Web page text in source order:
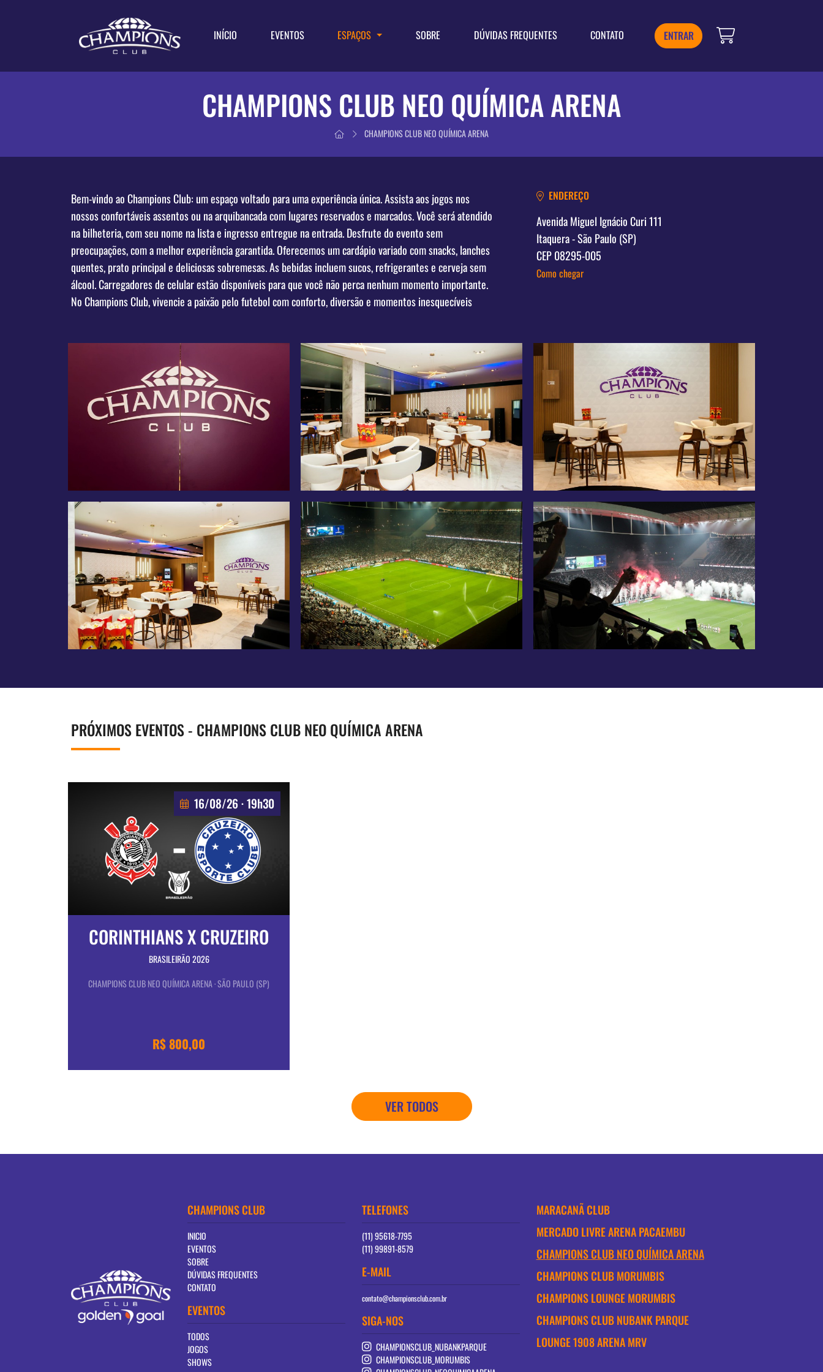
INÍCIO EVENTOS ESPAÇOS SOBRE DÚVIDAS FREQUENTES CONTATO ENTRAR
CHAMPIONS CLUB NEO QUÍMICA ARENA
CHAMPIONS CLUB NEO QUÍMICA ARENA
Bem-vindo ao Champions Club: um espaço voltado para uma experiência única. Assista aos jogos nos
nossos confortáveis assentos ou na arquibancada com lugares reservados e marcados. Você será atendido
na bilheteria, com seu nome na lista e ingresso entregue na entrada. Desfrute do evento sem
preocupações, com a melhor experiência garantida. Oferecemos um cardápio variado com snacks, lanches
quentes, prato principal e deliciosas sobremesas. As bebidas incluem sucos, refrigerantes e cerveja sem
álcool. Carregadores de celular estão disponíveis para que você não perca nenhum momento importante.
No Champions Club, vivencie a paixão pelo futebol com conforto, diversão e momentos inesquecíveis
ENDEREÇO
Avenida Miguel Ignácio Curi 111
Itaquera - São Paulo (SP)
CEP 08295-005
Como chegar
PRÓXIMOS EVENTOS - CHAMPIONS CLUB NEO QUÍMICA ARENA
16/08/26 · 19h30
CORINTHIANS X CRUZEIRO
BRASILEIRÃO 2026
CHAMPIONS CLUB NEO QUÍMICA ARENA · SÃO PAULO (SP)
R$ 800,00
VER TODOS
CHAMPIONS CLUB
INICIO
EVENTOS
SOBRE
DÚVIDAS FREQUENTES
CONTATO
EVENTOS
TODOS
JOGOS
SHOWS
TELEFONES
(11) 95618-7795
(11) 99891-8579
E-MAIL
contato@championsclub.com.br
SIGA-NOS
CHAMPIONSCLUB_NUBANKPARQUE
CHAMPIONSCLUB_MORUMBIS
MARACANÃ CLUB
MERCADO LIVRE ARENA PACAEMBU
CHAMPIONS CLUB NEO QUÍMICA ARENA
CHAMPIONS CLUB MORUMBIS
CHAMPIONS LOUNGE MORUMBIS
CHAMPIONS CLUB NUBANK PARQUE
LOUNGE 1908 ARENA MRV